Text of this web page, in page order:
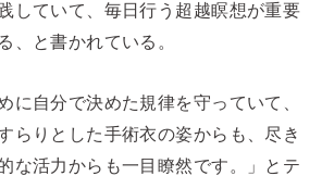
していて、毎日行う超越瞑想が重要
、と書かれている。
に自分で決めた規律を守っていて、
らりとした手術衣の姿からも、尽き
な活力からも一目瞭然です。」とテ